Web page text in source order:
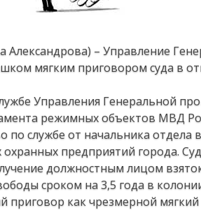
Александрова) – Управление
мягким приговором суда в
Управления Генеральной
режимных объектов МВД
по службе от начальника
предприятий города.
должностным лицом
сроком на 3,5 года в
как чрезмерной